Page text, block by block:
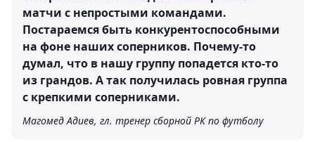
матчи с непростыми командами.
Постараемся быть конкурентоспособными
на фоне наших соперников. Почему-то
думал, что в нашу группу попадется кто-то
из грандов. А так получилась ровная группа
с крепкими соперниками.
Магомед Адиев, гл. тренер сборной РК по футболу